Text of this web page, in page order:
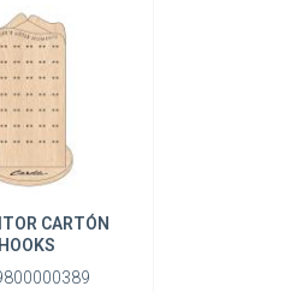
CARTÓN
HOOKS